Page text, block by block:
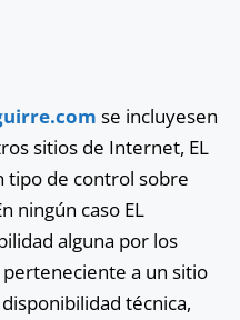
se incluyesen
sitios de Internet, EL
tipo de control sobre
ningún caso EL
alguna por los
a un sitio
técnica,